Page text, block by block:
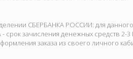
СБЕРБАНКА РОССИИ: для
зачисления денежных средств 2-
заказа из своего личного